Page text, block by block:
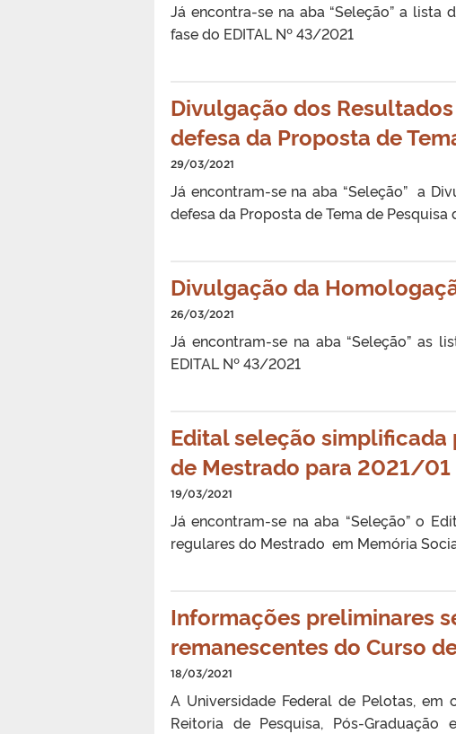
Já encontra-se na aba “Seleção” a
fase do EDITAL Nº 43/2021
Divulgação dos
defesa da Proposta de
29/03/2021
Já encontram-se na aba “Seleção” a
defesa da Proposta de Tema de Pesquisa
Divulgação da
26/03/2021
Já encontram-se na aba “Seleção” as
EDITAL Nº 43/2021
Edital seleção simplificada
de Mestrado para 2021/01
19/03/2021
Já encontram-se na aba “Seleção” o
regulares do Mestrado em Memória
Informações preliminares
remanescentes do Curso
18/03/2021
A Universidade Federal de Pelotas,
Reitoria de Pesquisa, Pós-